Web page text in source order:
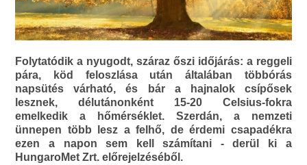
Folytatódik a nyugodt, száraz őszi időjárás: a reggeli
pára, köd feloszlása után általában többórás
napsütés várható, és bár a hajnalok csípősek
lesznek, délutánonként 15-20 Celsius-fokra
emelkedik a hőmérséklet. Szerdán, a nemzeti
ünnepen több lesz a felhő, de érdemi csapadékra
ezen a napon sem kell számítani - derül ki a
HungaroMet Zrt. előrejelzéséből.